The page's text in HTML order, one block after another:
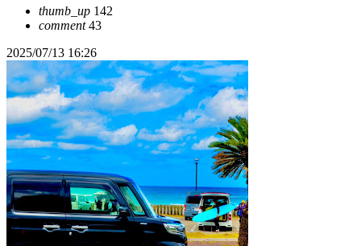
thumb_up 142
comment43
2025/07/13 16:26